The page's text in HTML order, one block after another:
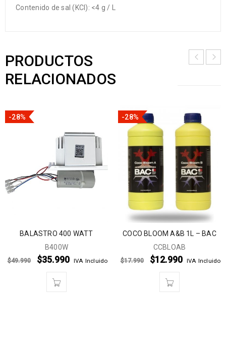
Contenido de sal (KCl): <4 g / L
PRODUCTOS
RELACIONADOS
-28%
BALASTRO 400 WATT
B400W
$49.990 $35.990 IVA Incluido
-28%
COCO BLOOM A&B 1L – BAC
CCBLOAB
$17.990 $12.990 IVA Incluido